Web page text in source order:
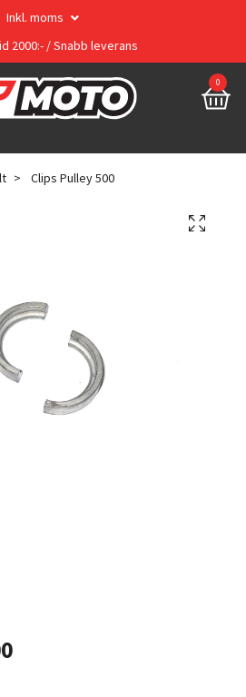
Inkl. moms
2000:- / Snabb leverans
0
Clips Pulley 500